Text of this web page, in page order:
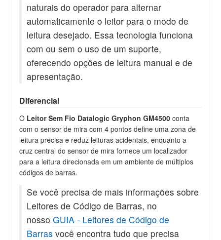
naturais do operador para alternar
automaticamente o leitor para o modo de
leitura desejado. Essa tecnologia funciona
com ou sem o uso de um suporte,
oferecendo opções de leitura manual e de
apresentação.
Diferencial
O Leitor Sem Fio Datalogic Gryphon GM4500conta
com o sensor de mira com 4 pontos define uma zona de
leitura precisa e reduz leituras acidentais, enquanto a
cruz central do sensor de mira fornece um localizador
para a leitura direcionada em um ambiente de múltiplos
códigos de barras.
Se você precisa de mais informações sobre
Leitores de Código de Barras, no
nossoGUIA - Leitores de Código de
Barras você encontra tudo que precisa